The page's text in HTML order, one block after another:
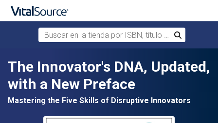
Saltar al contenido principal
Buscar en la tienda por ISBN, título o autor
Buscar
The Innovator's DNA, Updated,
with a New Preface
Mastering the Five Skills of Disruptive Innovators